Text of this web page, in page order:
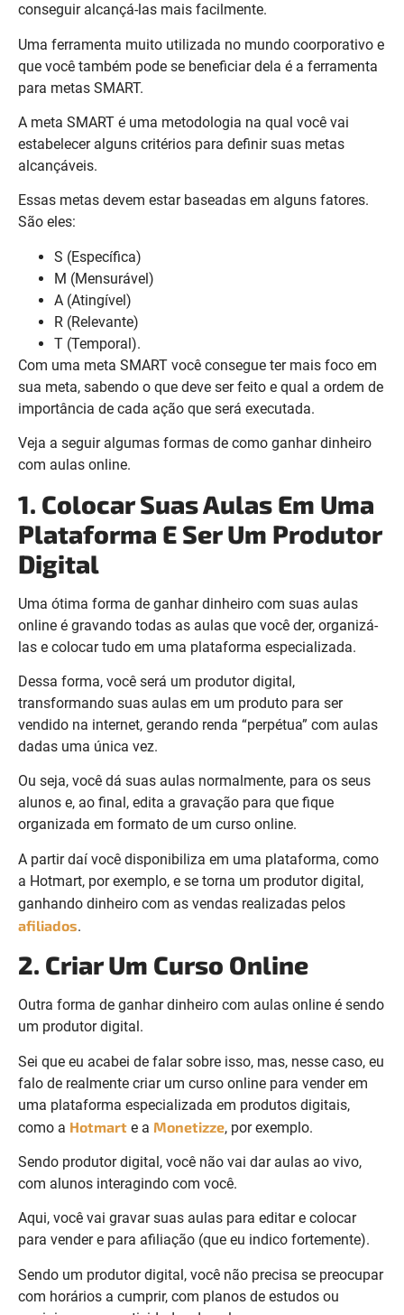
conseguir alcançá-las mais facilmente.
Uma ferramenta muito utilizada no mundo coorporativo e
que você também pode se beneficiar dela é a ferramenta
para metas SMART.
A meta SMART é uma metodologia na qual você vai
estabelecer alguns critérios para definir suas metas
alcançáveis.
Essas metas devem estar baseadas em alguns fatores.
São eles:
S (Específica)
M (Mensurável)
A (Atingível)
R (Relevante)
T (Temporal).
Com uma meta SMART você consegue ter mais foco em
sua meta, sabendo o que deve ser feito e qual a ordem de
importância de cada ação que será executada.
Veja a seguir algumas formas de como ganhar dinheiro
com aulas online.
1. Colocar Suas Aulas Em Uma
Plataforma E Ser Um Produtor
Digital
Uma ótima forma de ganhar dinheiro com suas aulas
online é gravando todas as aulas que você der, organizá-
las e colocar tudo em uma plataforma especializada.
Dessa forma, você será um produtor digital,
transformando suas aulas em um produto para ser
vendido na internet, gerando renda “perpétua” com aulas
dadas uma única vez.
Ou seja, você dá suas aulas normalmente, para os seus
alunos e, ao final, edita a gravação para que fique
organizada em formato de um curso online.
A partir daí você disponibiliza em uma plataforma, como
a Hotmart, por exemplo, e se torna um produtor digital,
ganhando dinheiro com as vendas realizadas pelos
afiliados.
2. Criar Um Curso Online
Outra forma de ganhar dinheiro com aulas online é sendo
um produtor digital.
Sei que eu acabei de falar sobre isso, mas, nesse caso, eu
falo de realmente criar um curso online para vender em
uma plataforma especializada em produtos digitais,
como a Hotmart e a Monetizze, por exemplo.
Sendo produtor digital, você não vai dar aulas ao vivo,
com alunos interagindo com você.
Aqui, você vai gravar suas aulas para editar e colocar
para vender e para afiliação (que eu indico fortemente).
Sendo um produtor digital, você não precisa se preocupar
com horários a cumprir, com planos de estudos ou